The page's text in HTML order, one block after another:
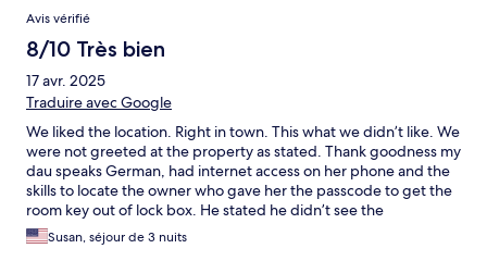
Avis vérifié
8/10 Très bien
17 avr. 2025
Traduire avec Google
We liked the location. Right in town. This what we didn’t like. We
were not greeted at the property as stated. Thank goodness my
dau speaks German, had internet access on her phone and the
skills to locate the owner who gave her the passcode to get the
room key out of lock box. He stated he didn’t see the
reservation and upgraded our room. Next we expected to have
breakfast everyday for €7.50 each. We went down for breakfast
Susan, séjour de 3 nuits